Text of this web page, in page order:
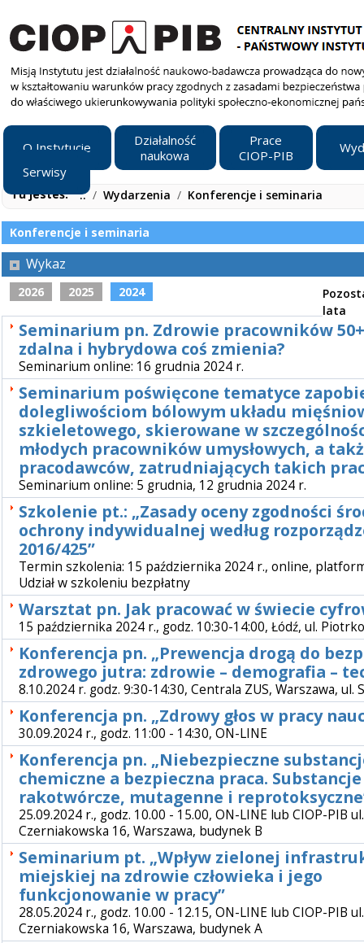
O Instytucie
Działalność
naukowa
Prace
CIOP-PIB
Serwisy
Tu jesteś: ../ Wydarzenia / Konferencje i seminaria
Konferencje i seminaria
Wykaz
2026 2025 2024
lata
Seminarium pn. Zdrowie pracowników
zdalna i hybrydowa coś zmienia?
Seminarium online: 16 grudnia 2024 r.
Seminarium poświęcone tematyce
dolegliwościom bólowym układu
szkieletowego, skierowane w
młodych pracowników umysłowych, a
pracodawców, zatrudniających takich
Seminarium online: 5 grudnia, 12 grudnia 2024 r.
Szkolenie pt.: „Zasady oceny zgodności
ochrony indywidualnej według
2016/425”
Termin szkolenia: 15 października 2024 r., online,
Udział w szkoleniu bezpłatny
Warsztat pn. Jak pracować w świecie
15 października 2024 r., godz. 10:30-14:00, Łódź, ul.
Konferencja pn. „Prewencja drogą do
zdrowego jutra: zdrowie – demografia –
8.10.2024 r. godz. 9:30-14:30, Centrala ZUS, Warszawa, ul.
Konferencja pn. „Zdrowy głos w pracy
30.09.2024 r., godz. 11:00 - 14:30, ON-LINE
Konferencja pn. „Niebezpieczne
chemiczne a bezpieczna praca. Substancje
rakotwórcze, mutagenne i
25.09.2024 r., godz. 10.00 - 15.00, ON-LINE lub CIOP-PIB ul.
Czerniakowska 16, Warszawa, budynek B
Seminarium pt. „Wpływ zielonej
miejskiej na zdrowie człowieka i jego
funkcjonowanie w pracy”
28.05.2024 r., godz. 10.00 - 12.15, ON-LINE lub CIOP-PIB ul.
Czerniakowska 16, Warszawa, budynek A